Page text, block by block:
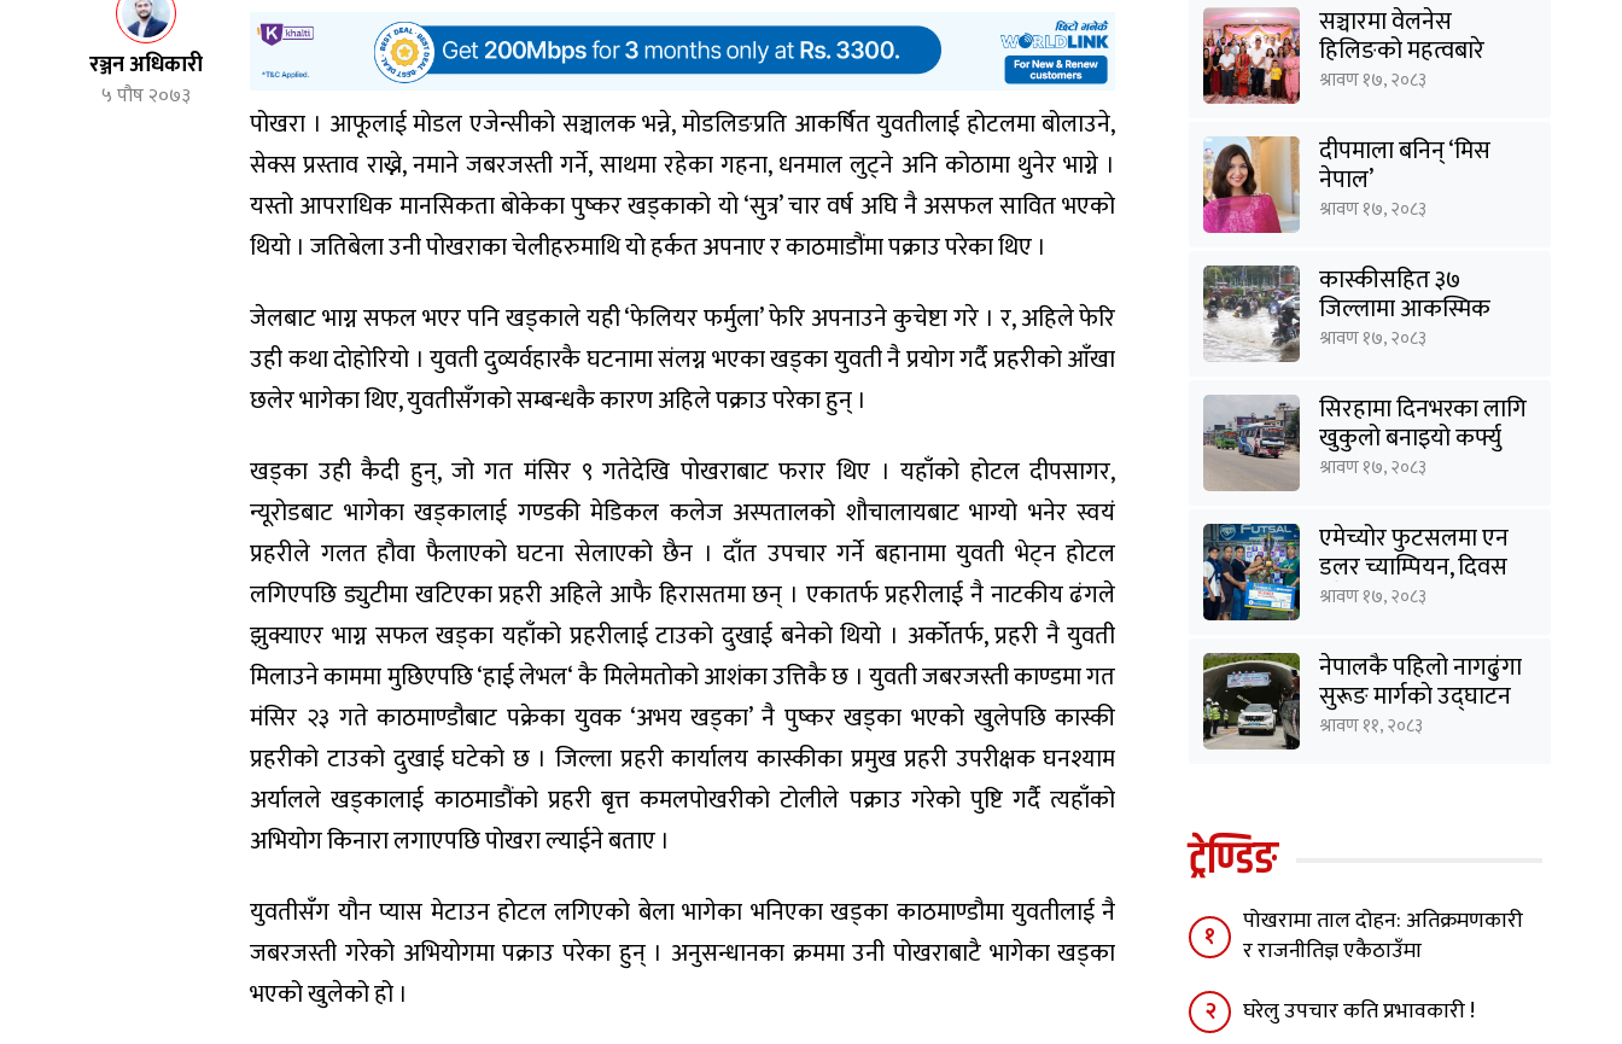
रञ्जन अधिकारी
५ पौष २०७३
पोखरा । आफूलाई मोडल एजेन्सीको सञ्चालक भन्ने, मोडलिङप्रति आकर्षित युवतीलाई होटलमा बोलाउने,
सेक्स प्रस्ताव राख्ने, नमाने जबरजस्ती गर्ने, साथमा रहेका गहना, धनमाल लुट्ने अनि कोठामा थुनेर भाग्ने ।
यस्तो आपराधिक मानसिकता बोकेका पुष्कर खड्काको यो ‘सुत्र’ चार वर्ष अघि नै असफल सावित भएको
थियो । जतिबेला उनी पोखराका चेलीहरुमाथि यो हर्कत अपनाए र काठमाडौंमा पक्राउ परेका थिए ।
जेलबाट भाग्न सफल भएर पनि खड्काले यही ‘फेलियर फर्मुला’ फेरि अपनाउने कुचेष्टा गरे । र, अहिले फेरि
उही कथा दोहोरियो । युवती दुव्यर्वहारकै घटनामा संलग्न भएका खड्का युवती नै प्रयोग गर्दै प्रहरीको आँखा
छलेर भागेका थिए, युवतीसँगको सम्बन्धकै कारण अहिले पक्राउ परेका हुन् ।
खड्का उही कैदी हुन्, जो गत मंसिर ९ गतेदेखि पोखराबाट फरार थिए । यहाँको होटल दीपसागर,
न्यूरोडबाट भागेका खड्कालाई गण्डकी मेडिकल कलेज अस्पतालको शौचालायबाट भाग्यो भनेर स्वयं
प्रहरीले गलत हौवा फैलाएको घटना सेलाएको छैन । दाँत उपचार गर्ने बहानामा युवती भेट्न होटल
लगिएपछि ड्युटीमा खटिएका प्रहरी अहिले आफै हिरासतमा छन् । एकातर्फ प्रहरीलाई नै नाटकीय ढंगले
झुक्याएर भाग्न सफल खड्का यहाँको प्रहरीलाई टाउको दुखाई बनेको थियो । अर्कोतर्फ, प्रहरी नै युवती
मिलाउने काममा मुछिएपछि ‘हाई लेभल‘ कै मिलेमतोको आशंका उत्तिकै छ । युवती जबरजस्ती काण्डमा गत
मंसिर २३ गते काठमाण्डौबाट पक्रेका युवक ‘अभय खड्का’ नै पुष्कर खड्का भएको खुलेपछि कास्की
प्रहरीको टाउको दुखाई घटेको छ । जिल्ला प्रहरी कार्यालय कास्कीका प्रमुख प्रहरी उपरीक्षक घनश्याम
अर्यालले खड्कालाई काठमाडौंको प्रहरी बृत्त कमलपोखरीको टोलीले पक्राउ गरेको पुष्टि गर्दै त्यहाँको
अभियोग किनारा लगाएपछि पोखरा ल्याईने बताए ।
युवतीसँग यौन प्यास मेटाउन होटल लगिएको बेला भागेका भनिएका खड्का काठमाण्डौमा युवतीलाई नै
जबरजस्ती गरेको अभियोगमा पक्राउ परेका हुन् । अनुसन्धानका क्रममा उनी पोखराबाटै भागेका खड्का
भएको खुलेको हो ।
सञ्चारमा वेलनेस
हिलिङको महत्वबारे
अन्तरक्रिया
श्रावण १७, २०८३
दीपमाला बनिन् ‘मिस
नेपाल’
श्रावण १७, २०८३
कास्कीसहित ३७
जिल्लामा आकस्मिक
बाढीको जोखिम सम्भावना
श्रावण १७, २०८३
सिरहामा दिनभरका लागि
खुकुलो बनाइयो कर्फ्यु
श्रावण १७, २०८३
एमेच्योर फुटसलमा एन
डलर च्याम्पियन, दिवस
बने सर्वाेत्कृष्ट
श्रावण १७, २०८३
नेपालकै पहिलो नागढुंगा
सुरूङ मार्गकाे उद्घाटन
श्रावण ११, २०८३
ट्रेण्डिङ
१
पोखरामा ताल दोहन: अतिक्रमणकारी
र राजनीतिज्ञ एकैठाउँमा
२
घरेलु उपचार कति प्रभावकारी !